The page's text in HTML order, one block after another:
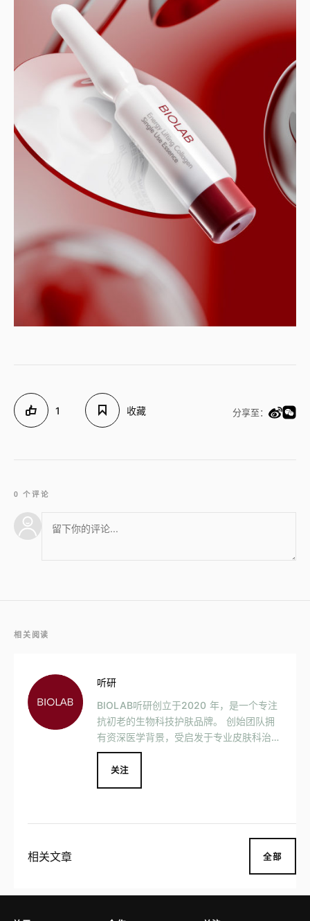
1 收藏 分享至：
0 个评论
相关阅读
听研
BIOLAB听研创立于2020 年，是一个专注
抗初老的生物科技护肤品牌。 创始团队拥
有资深医学背景，受启发于专业皮肤科治疗
项目的各个阶段，向用户提供居家& 医美项
目后的肌肤治疗与养护，使用户在家中也可
以享受卓越的皮肤科治疗和护理。
关注
相关文章 全部